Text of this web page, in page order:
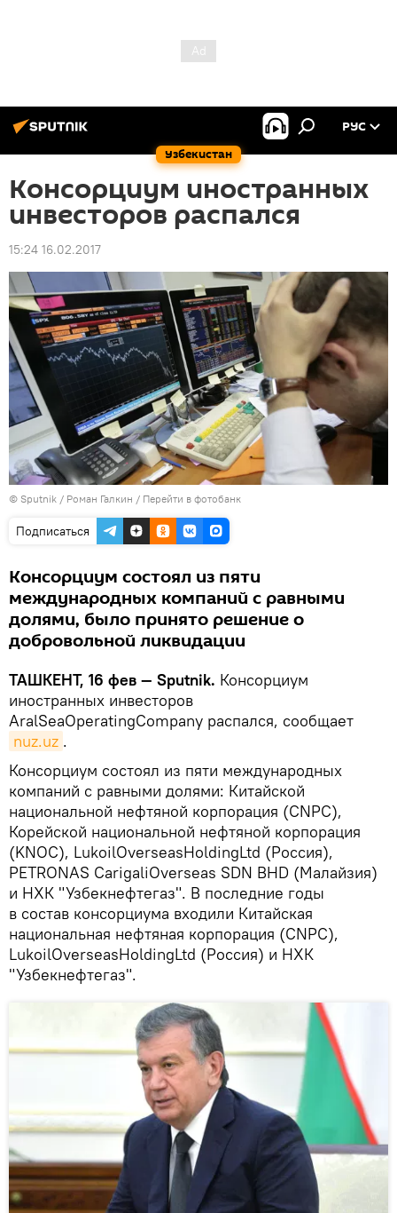
Узбекистан
РУС
Консорциум иностранных
инвесторов распался
15:24 16.02.2017
© Sputnik / Роман Галкин / Перейти в фотобанк
Подписаться
Консорциум состоял из пяти
международных компаний с равными
долями, было принято решение о
добровольной ликвидации
ТАШКЕНТ, 16 фев — Sputnik. Консорциум
иностранных инвесторов
AralSeaOperatingCompany распался, сообщает
nuz.uz .
Консорциум состоял из пяти международных
компаний с равными долями: Китайской
национальной нефтяной корпорация (CNPC),
Корейской национальной нефтяной корпорация
(KNOC), LukoilOverseasHoldingLtd (Россия),
PETRONAS CarigaliOverseas SDN BHD (Малайзия)
и НХК "Узбекнефтегаз". В последние годы
в состав консорциума входили Китайская
национальная нефтяная корпорация (CNPC),
LukoilOverseasHoldingLtd (Россия) и НХК
"Узбекнефтегаз".